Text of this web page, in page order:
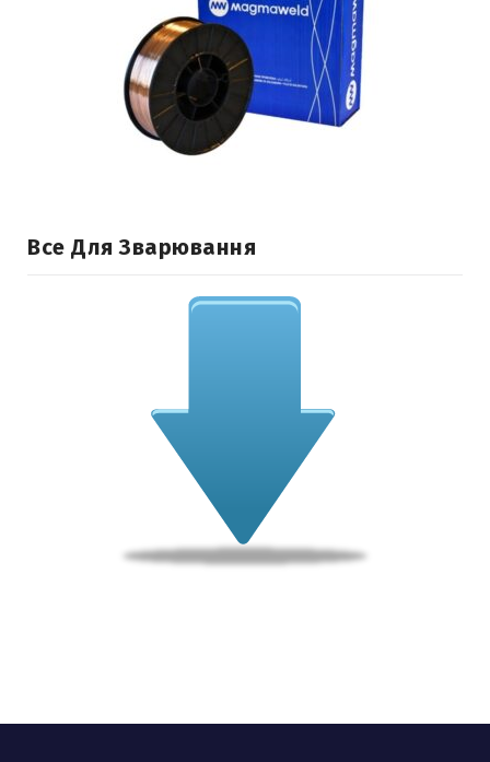
Все Для Зварювання